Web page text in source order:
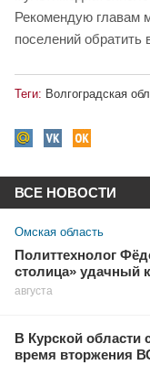
Рекомендую главам
поселений обратить
Теги: Волгоградская
ВСЕ НОВОСТИ
Омская область
Политтехнолог
столица» удачный
августа
В Курской области
время вторжения